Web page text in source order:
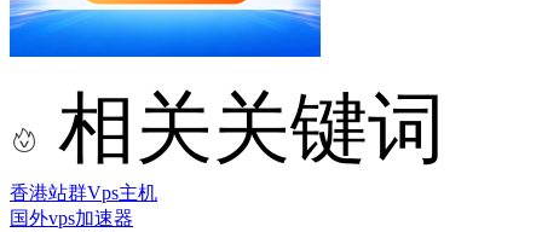
相关关键词
香港站群Vps主机
国外vps加速器